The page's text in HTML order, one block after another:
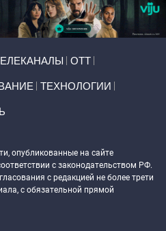
ОТТ
ТЕХНОЛОГИИ
опубликованные на сайте
с законодательством РФ.
с редакцией не более трети
с обязательной прямой